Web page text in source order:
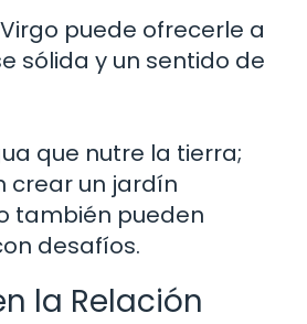
puede ofrecerle a
sólida y un sentido de
que nutre la tierra;
crear un jardín
también pueden
desafíos.
la Relación